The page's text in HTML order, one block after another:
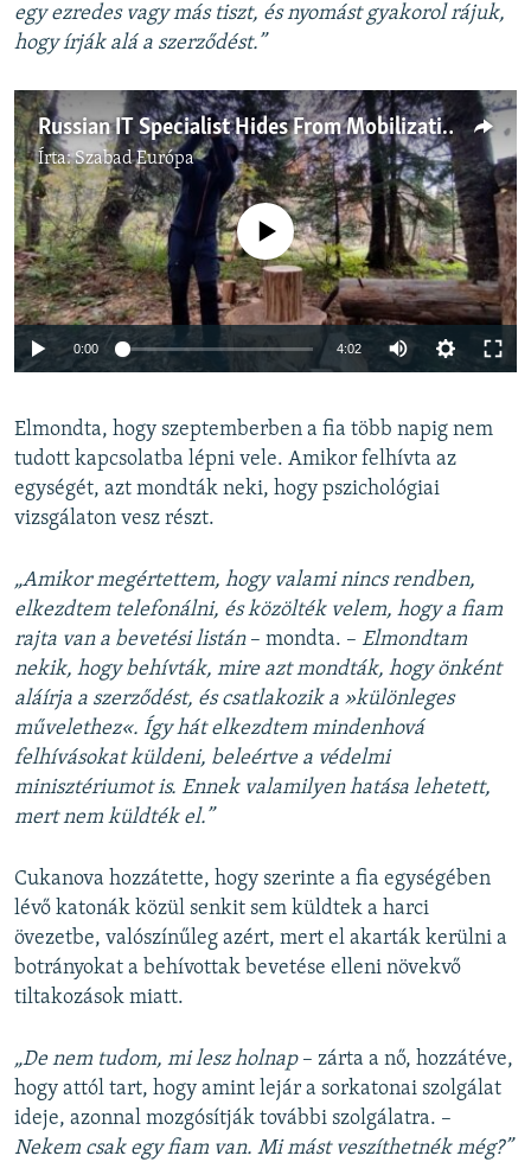
egy ezredes vagy más tiszt, és nyomást gyakorol rájuk,
hogy írják alá a szerződést.”
Russian IT Specialist Hides From Mobilization In A Forest
Írta:Szabad Európa
Auto 240p 360p 480p
720p
Jelenleg nincs elérhető tartalom
0:00 4:02
360p
480p
Elmondta, hogy szeptemberben a fia több napig nem
tudott kapcsolatba lépni vele. Amikor felhívta az
egységét, azt mondták neki, hogy pszichológiai
vizsgálaton vesz részt.
„Amikor megértettem, hogy valami nincs rendben,
elkezdtem telefonálni, és közölték velem, hogy a fiam
rajta van a bevetési listán– mondta. – Elmondtam
nekik, hogy behívták, mire azt mondták, hogy önként
aláírja a szerződést, és csatlakozik a »különleges
művelethez«. Így hát elkezdtem mindenhová
felhívásokat küldeni, beleértve a védelmi
minisztériumot is. Ennek valamilyen hatása lehetett,
mert nem küldték el.”
Cukanova hozzátette, hogy szerinte a fia egységében
lévő katonák közül senkit sem küldtek a harci
övezetbe, valószínűleg azért, mert el akarták kerülni a
botrányokat a behívottak bevetése elleni növekvő
tiltakozások miatt.
„De nem tudom, mi lesz holnap– zárta a nő, hozzátéve,
hogy attól tart, hogy amint lejár a sorkatonai szolgálat
ideje, azonnal mozgósítják további szolgálatra. –
Nekem csak egy fiam van. Mi mást veszíthetnék még?”